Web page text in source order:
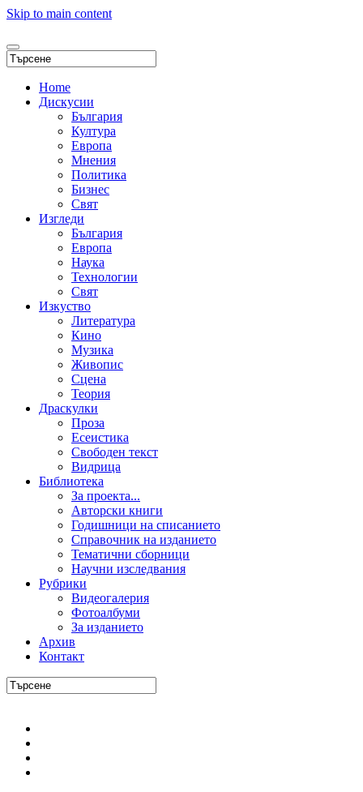
Skip to main content
Home
Дискусии
България
Култура
Европа
Мнения
Политика
Бизнес
Свят
Изгледи
България
Европа
Наука
Технологии
Свят
Изкуство
Литература
Кино
Музика
Живопис
Сцена
Теория
Драскулки
Проза
Есеистика
Свободен текст
Видрица
Библиотека
За проекта...
Авторски книги
Годишници на списанието
Справочник на изданието
Тематични сборници
Научни изследвания
Рубрики
Видеогалерия
Фотоалбуми
За изданието
Архив
Контакт